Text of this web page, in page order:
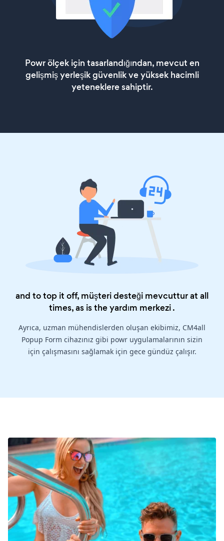
Powr ölçek için tasarlandığından, mevcut en
gelişmiş yerleşik güvenlik ve yüksek hacimli
yeteneklere sahiptir.
and to top it off, müşteri desteği mevcuttur at all
times, as is theyardım merkezi.
Ayrıca, uzman mühendislerden oluşan ekibimiz, CM4all
Popup Form cihazınız gibi powr uygulamalarının sizin
için çalışmasını sağlamak için gece gündüz çalışır.